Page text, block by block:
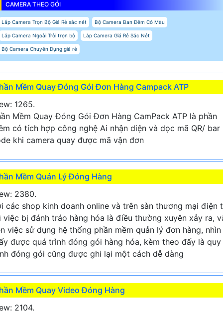
CAMERA THEO GÓI
Lắp Camera Trọn Bộ Giá Rẻ sắc nét Bộ Camera Ban Đêm Có Màu
Lắp Camera Ngoài Trời trọn bộ Lắp Camera Giá Rẻ Sắc Nét
Bộ Camera Chuyên Dụng giá rẻ
Mềm Quay Đóng Gói Đơn Hàng Campack ATP
1265.
Mềm Quay Đóng Gói Đơn Hàng CamPack ATP là phần
có tích hợp công nghệ Ai nhận diện và dọc mã QR/ bar
khi camera quay được mã vận đơn
Mềm Quản Lý Đóng Hàng
2380.
các shop kinh doanh online và trên sàn thương mại điện
việc bị đánh tráo hàng hóa là điều thường xuyên xảy ra,
việc sử dụng hệ thống phần mềm quản lý đơn hàng, nhìn
được quá trình đóng gói hàng hóa, kèm theo đấy là quy
đóng gói cũng được ghi lại một cách dễ dàng
Mềm Quay Video Đóng Hàng
2104.